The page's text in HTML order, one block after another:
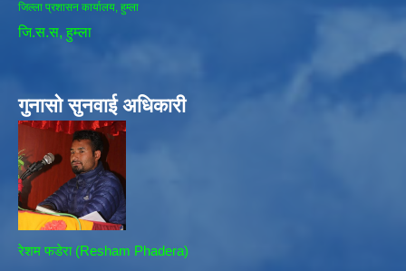
जिल्ला प्रशासन कार्यालय, हुम्ला
जि.स.स, हुम्ला
गुनासो सुनवाई अधिकारी
रेशम फडेरा (Resham Phadera)